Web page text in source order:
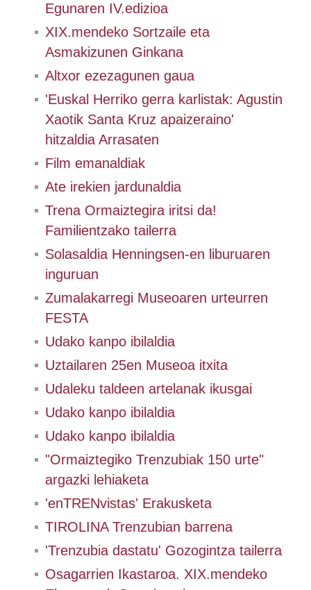
Egunaren IV.edizioa
XIX.mendeko Sortzaile eta
Asmakizunen Ginkana
Altxor ezezagunen gaua
'Euskal Herriko gerra karlistak: Agustin
Xaotik Santa Kruz apaizeraino'
hitzaldia Arrasaten
Film emanaldiak
Ate irekien jardunaldia
Trena Ormaiztegira iritsi da!
Familientzako tailerra
Solasaldia Henningsen-en liburuaren
inguruan
Zumalakarregi Museoaren urteurren
FESTA
Udako kanpo ibilaldia
Uztailaren 25en Museoa itxita
Udaleku taldeen artelanak ikusgai
Udako kanpo ibilaldia
Udako kanpo ibilaldia
"Ormaiztegiko Trenzubiak 150 urte"
argazki lehiaketa
'enTRENvistas' Erakusketa
TIROLINA Trenzubian barrena
'Trenzubia dastatu' Gozogintza tailerra
Osagarrien Ikastaroa. XIX.mendeko